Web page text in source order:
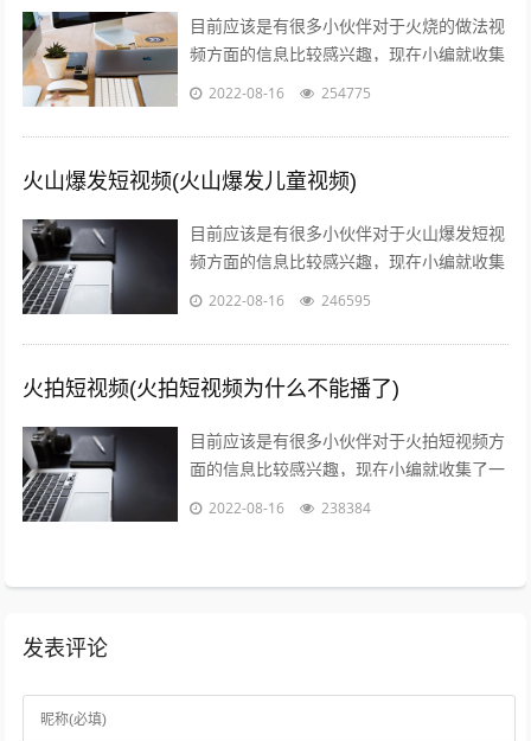
目前应该是有很多小伙伴对于火烧的做法视
频方面的信息比较感兴趣，现在小编就收集
了一些与火烧的做法和配方视频教程相关的
2022-08-16 254775
火山爆发短视频(火山爆发儿童视频)
目前应该是有很多小伙伴对于火山爆发短视
频方面的信息比较感兴趣，现在小编就收集
了一些与火山爆发儿童视频相关的信息来分
2022-08-16 246595
火拍短视频(火拍短视频为什么不能播了)
目前应该是有很多小伙伴对于火拍短视频方
面的信息比较感兴趣，现在小编就收集了一
些与火拍短视频为什么不能播了相关的信息
2022-08-16 238384
发表评论